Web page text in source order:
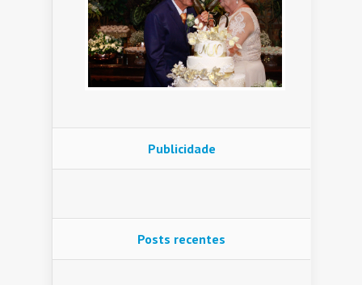
Publicidade
Posts recentes